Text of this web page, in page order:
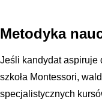
Metodyka
Jeśli kandydat aspiruje
szkoła Montessori,
specjalistycznych